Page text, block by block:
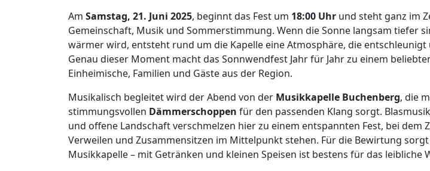
Am Samstag, 21. Juni 2025, beginnt das Fest um 18:00 Uhr und steht ganz im
Gemeinschaft, Musik und Sommerstimmung. Wenn die Sonne langsam tiefer
wärmer wird, entsteht rund um die Kapelle eine Atmosphäre, die entschleunigt
Genau dieser Moment macht das Sonnwendfest Jahr für Jahr zu einem
Einheimische, Familien und Gäste aus der Region.
Musikalisch begleitet wird der Abend von der Musikkapelle Buchenberg, die
stimmungsvollen Dämmerschoppen für den passenden Klang sorgt.
und offene Landschaft verschmelzen hier zu einem entspannten Fest, bei dem
Verweilen und Zusammensitzen im Mittelpunkt stehen. Für die Bewirtung
Musikkapelle – mit Getränken und kleinen Speisen ist bestens für das leibliche